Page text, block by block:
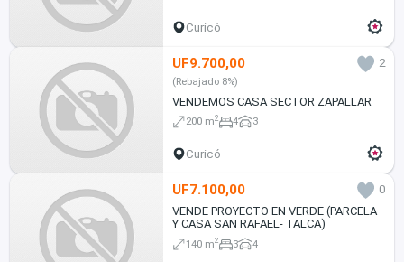
Curicó
UF9.700,00 2
(Rebajado 8%)
VENDEMOS CASA SECTOR ZAPALLAR
200 m2 4 3
Curicó
UF7.100,00
0
VENDE PROYECTO EN VERDE (PARCELA
Y CASA SAN RAFAEL- TALCA)
140 m2 3 4